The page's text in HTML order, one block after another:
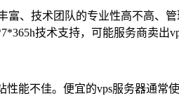
、技术团队的专业性高不高、
技术支持，可能服务商卖出
能不佳。便宜的vps服务器通常